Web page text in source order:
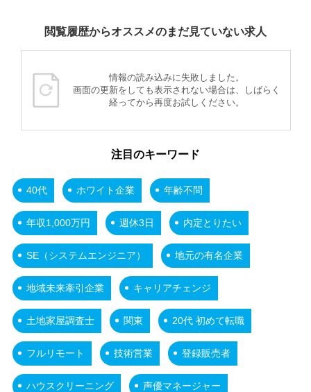
閲覧履歴からオススメのまだ見ていない求人
情報の読み込みに失敗しました。
画面の更新をしても表示されない場合は、しばらく
経ってから再度お試しください。
注目のキーワード
40代 ホワイト企業 年齢不問
年収1,000万円 週休3日 内定とりたい
SE（システムエンジニア） 地元の有名企業
地域未来牽引企業 キャリアチェンジ
土地家屋調査士 関東 20代 初めて転職
フルリモート 技術営業 登録販売者
ハウスクリーニング 声優マネージャー